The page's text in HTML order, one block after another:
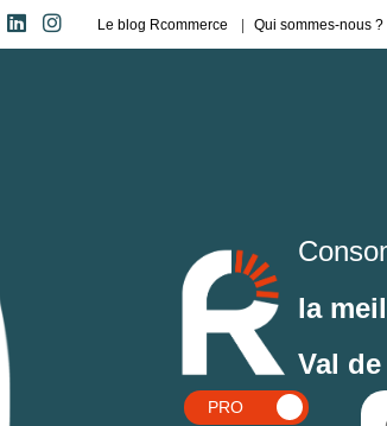
Le blog Rcommerce Qui sommes-nous ?
la
Val
PRO